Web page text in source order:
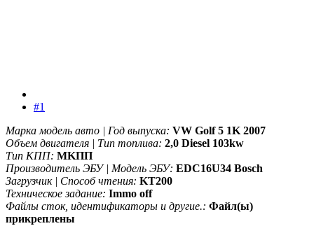
#1
Марка модель авто | Год выпуска: VW Golf 5 1K 2007
Объем двигателя | Тип топлива: 2,0 Diesel 103kw
Тип КПП: MKПП
Производитель ЭБУ | Модель ЭБУ: EDC16U34 Bosch
Загрузчик | Способ чтения: KT200
Техническое задание: Immo off
Файлы сток, идентификаторы и другие.: Файл(ы)
прикреплены